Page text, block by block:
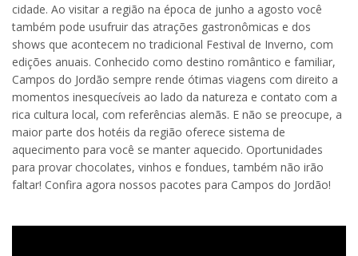
cidade. Ao visitar a região na época de junho a agosto você
também pode usufruir das atrações gastronômicas e dos
shows que acontecem no tradicional Festival de Inverno, com
edições anuais. Conhecido como destino romântico e familiar,
Campos do Jordão sempre rende ótimas viagens com direito a
momentos inesquecíveis ao lado da natureza e contato com a
rica cultura local, com referências alemãs. E não se preocupe, a
maior parte dos hotéis da região oferece sistema de
aquecimento para você se manter aquecido. Oportunidades
para provar chocolates, vinhos e fondues, também não irão
faltar! Confira agora nossos pacotes para Campos do Jordão!